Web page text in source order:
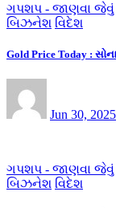
ગપશપ - જાણવા જેવું
બિઝનેશ વિદેશ
Gold Price Today :
Jun 30, 2025
ગપશપ - જાણવા જેવું
બિઝનેશ વિદેશ